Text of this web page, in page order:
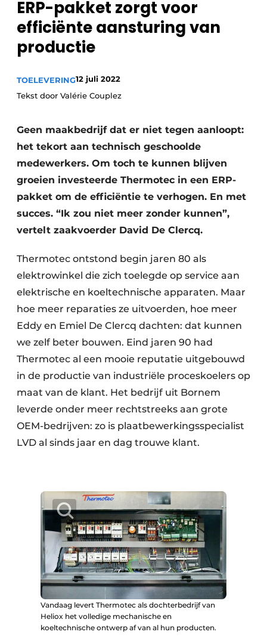
Vacature aanmelden
Vacatures
Video’s
ERP-pakket zorgt voor
efficiënte aansturing van
productie
TOELEVERING12 juli 2022
Tekst door Valérie Couplez
Geen maakbedrijf dat er niet tegen aanloopt:
het tekort aan technisch geschoolde
medewerkers. Om toch te kunnen blijven
groeien investeerde Thermotec in een ERP-
pakket om de efficiëntie te verhogen. En met
succes. “Ik zou niet meer zonder kunnen”,
vertelt zaakvoerder David De Clercq.
Thermotec ontstond begin jaren 80 als
elektrowinkel die zich toelegde op service aan
elektrische en koeltechnische apparaten. Maar
hoe meer reparaties ze uitvoerden, hoe meer
Eddy en Emiel De Clercq dachten: dat kunnen
we zelf beter bouwen. Eind jaren 90 had
Thermotec al een mooie reputatie uitgebouwd
in de productie van industriële proceskoelers op
maat van de klant. Het bedrijf uit Bornem
leverde onder meer rechtstreeks aan grote
OEM-bedrijven: zo is plaatbewerkingsspecialist
LVD al sinds jaar en dag trouwe klant.
Vandaag levert Thermotec als dochterbedrijf van
Heliox het volledige mechanische en
koeltechnische ontwerp af van al hun producten.